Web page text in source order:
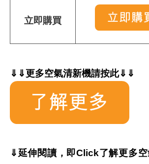
立即購買
⇓⇓更多空氣清新機請按此⇓⇓
⇓延伸閱讀，即Click了解更多